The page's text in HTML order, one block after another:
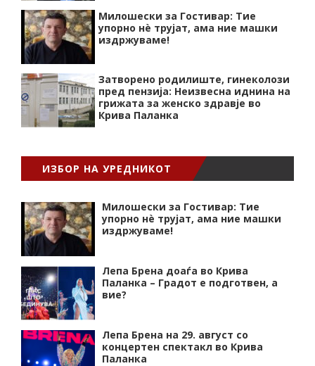
Милошески за Гостивар: Тие
упорно нѐ трујат, ама ние машки
издржуваме!
Затворено родилиште, гинеколози
пред пензија: Неизвесна иднина на
грижата за женско здравје во
Крива Паланка
ИЗБОР НА УРЕДНИКОТ
Милошески за Гостивар: Тие
упорно нѐ трујат, ама ние машки
издржуваме!
Лепа Брена доаѓа во Крива
Паланка – Градот е подготвен, а
вие?
Лепа Брена на 29. август со
концертен спектакл во Крива
Паланка